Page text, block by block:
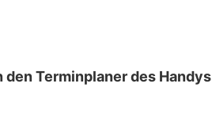
Terminplaner des Handys